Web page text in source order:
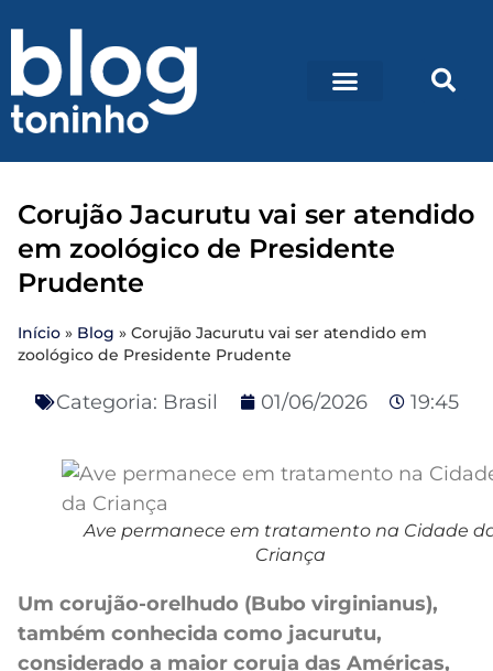
Corujão Jacurutu vai ser atendido
em zoológico de Presidente
Prudente
Início » Blog » Corujão Jacurutu vai ser atendido em
zoológico de Presidente Prudente
Categoria: Brasil 01/06/2026 19:45
Ave permanece em tratamento na Cidade
Criança
Um corujão-orelhudo (Bubo virginianus),
também conhecida como jacurutu,
considerado a maior coruja das Américas,